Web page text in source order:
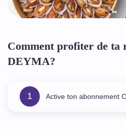
Comment profiter de ta
DEYMA?
1 Active ton abonnement